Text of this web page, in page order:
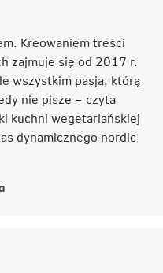
Kreowaniem treści
zajmuje się od 2017 r.
wszystkim pasja, którą
nie pisze – czyta
kuchni wegetariańskiej
dynamicznego nordic